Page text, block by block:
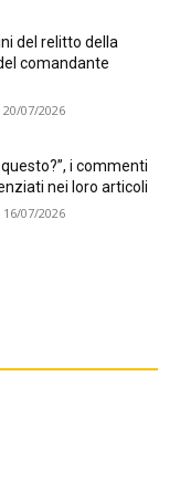
del relitto della
comandante
20/07/2026
i commenti
nei loro articoli
16/07/2026